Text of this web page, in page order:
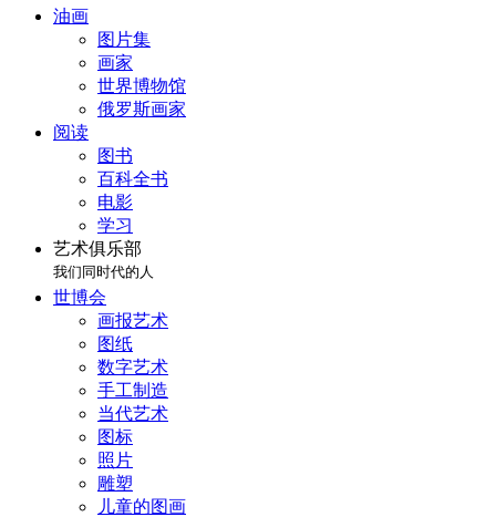
油画
图片集
画家
世界博物馆
俄罗斯画家
阅读
图书
百科全书
电影
学习
艺术俱乐部
我们同时代的人
世博会
画报艺术
图纸
数字艺术
手工制造
当代艺术
图标
照片
雕塑
儿童的图画